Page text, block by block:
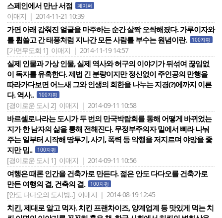
스페인에서 만난 서점 페이퍼
이매지 | 2014-11-21 10:39
가면 아래 감춰진 얼굴을 마주하는 순간 살짝 오싹해졌다. 가루이자와
를 휩쓸고 간 태풍처럼 지나간 모든 사람를 부수는 원념이란.
100자평
[가면무도회 1] 이매지 | 2014-11-19 14:57
실제 인물과 가상 인물, 실제 역사와 허구의 이야기가 뒤섞여 끊임없
이 독자를 유혹한다. 제법 긴 분량이지만 정신없이 주인공의 만행을
따라가다보면 어느새 그와 인생의 회한을 나누는 지경(?)에까지 이른
다. 역사..
100자평
[경이로운 도시 2] 이매지 | 2014-09-11 10:58
바르셀로나라는 도시가 두 번의 만국박람회를 통해 어떻게 바뀌었는
지가 한 남자의 삶을 통해 전해진다. 무정부주의자 밑에서 삐라 나눠
주는 일부터 시작해 땅투기, 사기, 폭력 등 악행을 저지르며 야망을 좇
지만 밉..
100자평
[경이로운 도시 1] 이매지 | 2014-09-11 10:56
여행은 때론 인간을 건축가로 만든다. 젊은 안도 다다오를 건축가로
만든 여행의 결, 건축의 결.
100자평
[안도 다다오의 도시방..] 이매지 | 2014-08-19 12:45
치킨, 제대로 알고 먹자. 치킨 프랜차이즈, 양계업계 등 맛있게 먹는 치